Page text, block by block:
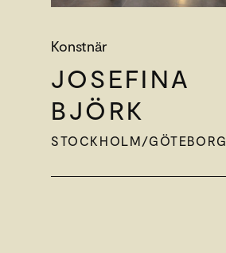
Konstnär
JOSEFINA
BJÖRK
STOCKHOLM/GÖTEBORG